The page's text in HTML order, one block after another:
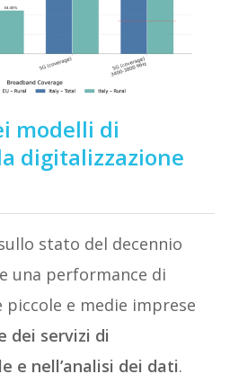
modelli di
digitalizzazione
stato del decennio
una performance di
e medie imprese
dei servizi di
e nell’analisi dei dati.